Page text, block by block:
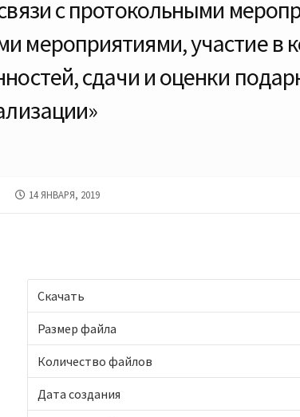
с протокольными
мероприятиями, участие в
сдачи и оценки
ДАТА
14 ЯНВАРЯ, 2019
Скачать
Размер файла
Количество файлов
Дата создания